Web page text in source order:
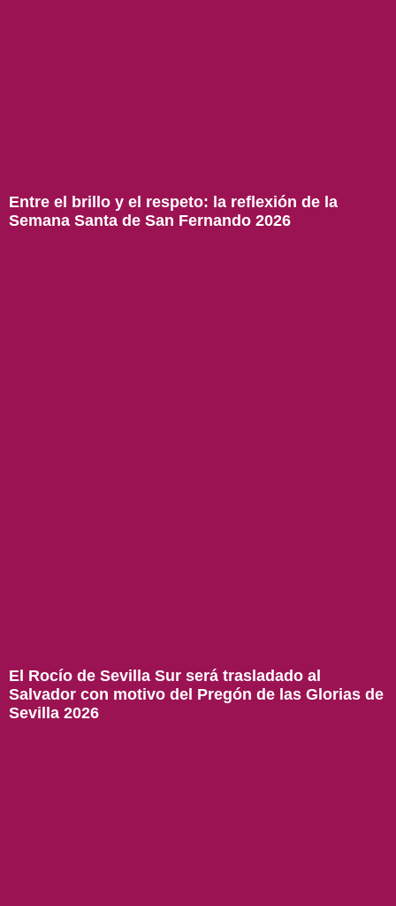
Entre el brillo y el respeto: la reflexión de la
Semana Santa de San Fernando 2026
El Rocío de Sevilla Sur será trasladado al
Salvador con motivo del Pregón de las Glorias de
Sevilla 2026